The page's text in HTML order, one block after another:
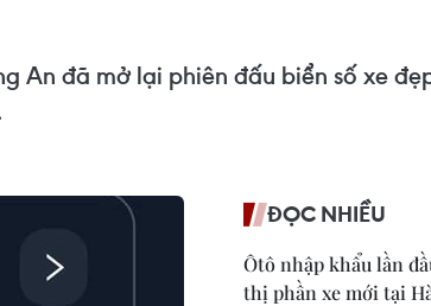
An đã mở lại phiên đấu biển số xe
ĐỌC NHIỀU
Ôtô nhập khẩu lần
thị phần xe mới tại